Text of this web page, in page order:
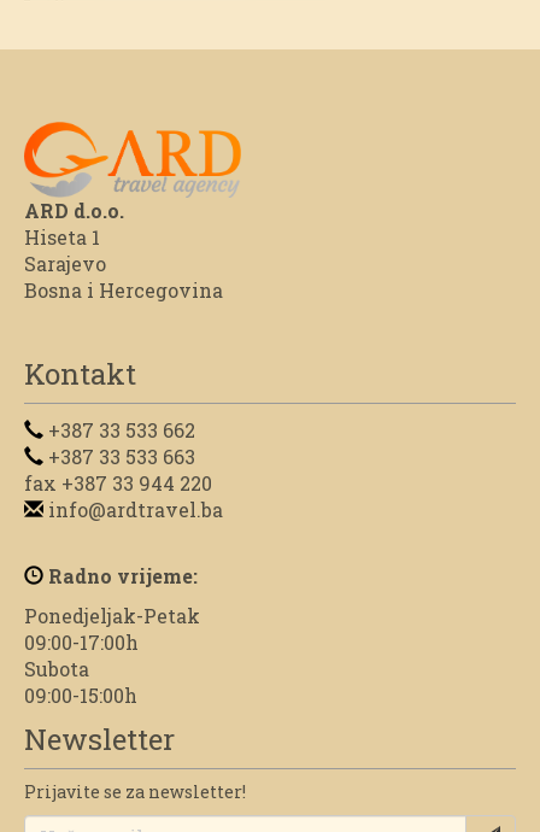
ARD d.o.o.
Hiseta 1
Sarajevo
Bosna i Hercegovina
Kontakt
+387 33 533 662
+387 33 533 663
fax +387 33 944 220
info@ardtravel.ba
Radno vrijeme:
Ponedjeljak-Petak
09:00-17:00h
Subota
09:00-15:00h
Newsletter
Prijavite se za newsletter!